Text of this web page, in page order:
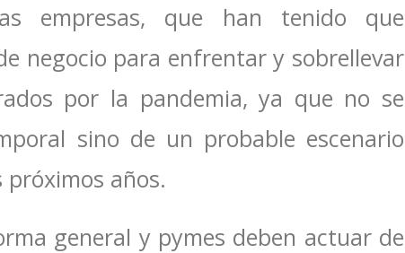
empresas, que han tenido que
negocio para enfrentar y sobrellevar
por la pandemia, ya que no se
sino de un probable escenario
años.
general y pymes deben actuar de